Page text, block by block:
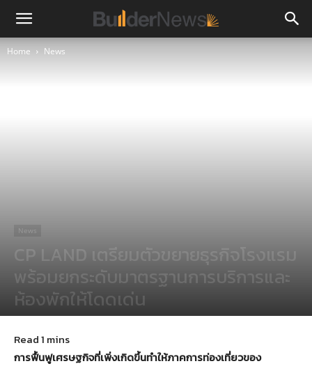
Home News
News
CP LAND เตรียมตัวขยายธุรกิจโรงแรม
พร้อมยกระดับมาตรฐานการบริการและ
ห้องพักให้โดดเด่น
การฟื้นฟูเศรษฐกิจที่เพิ่งเกิดขึ้นทำให้ภาคการท่องเที่ยวของ